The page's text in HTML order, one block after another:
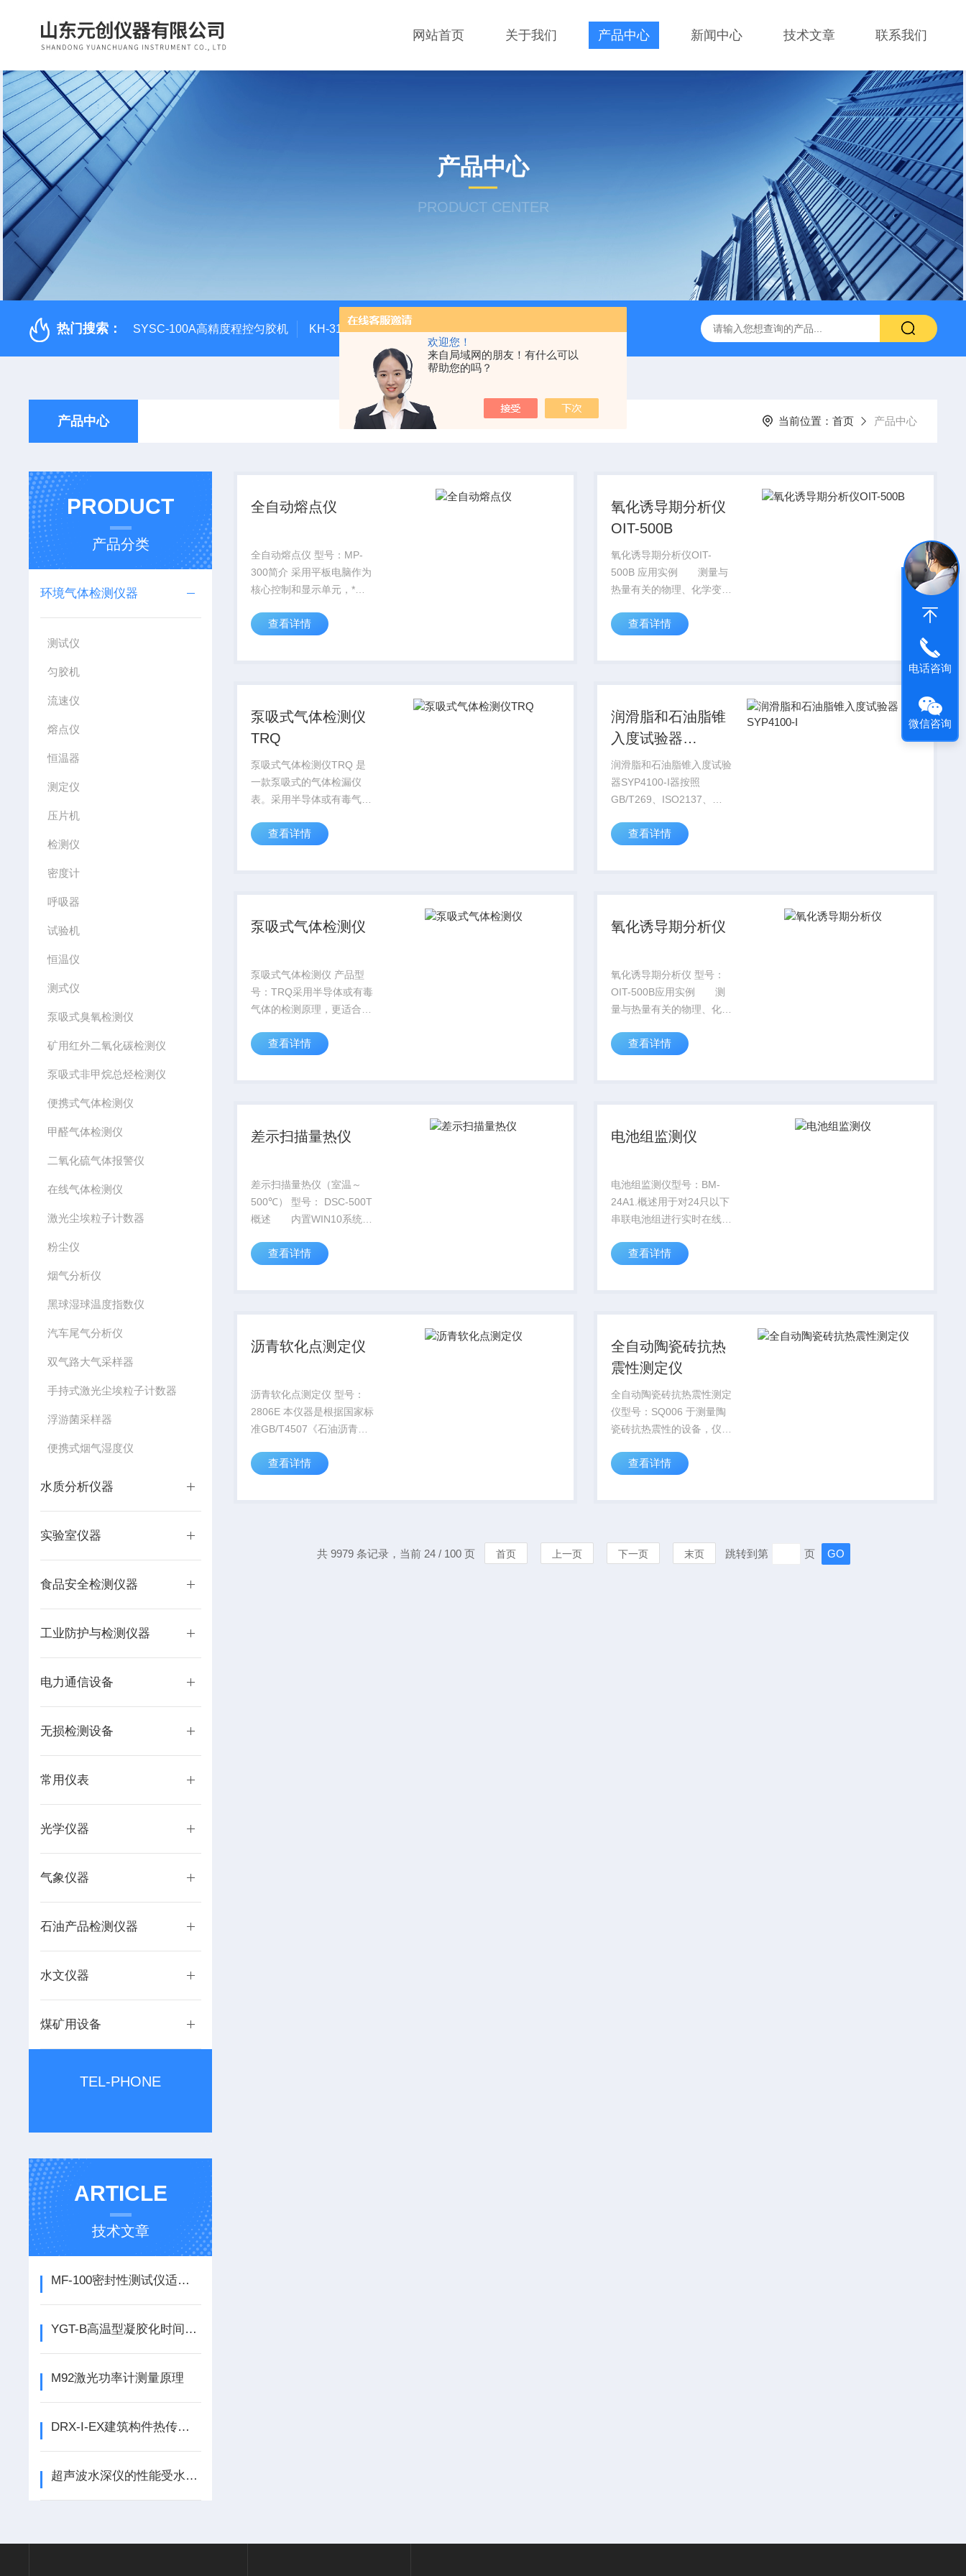
欢迎您！
来自局域网的朋友！有什么可以
帮助您的吗？
网站首页 关于我们 产品中心 新闻中心 技术文章 联系我们
产品中心
PRODUCT CENTER
热门搜索： SYSC-100A高精度程控匀胶机 KH-3100新型全能型薄层色谱扫描仪 CS-300轨道式摇床 JKG-203新型冷原子吸收测汞仪
产品中心 当前位置： 首页 产品中心
PRODUCT
产品分类
环境气体检测仪器
测试仪
匀胶机
流速仪
熔点仪
恒温器
测定仪
压片机
检测仪
密度计
呼吸器
试验机
恒温仪
测式仪
泵吸式臭氧检测仪
矿用红外二氧化碳检测仪
泵吸式非甲烷总烃检测仪
便携式气体检测仪
甲醛气体检测仪
二氧化硫气体报警仪
在线气体检测仪
激光尘埃粒子计数器
粉尘仪
烟气分析仪
黑球湿球温度指数仪
汽车尾气分析仪
双气路大气采样器
手持式激光尘埃粒子计数器
浮游菌采样器
便携式烟气湿度仪
水质分析仪器
实验室仪器
食品安全检测仪器
工业防护与检测仪器
电力通信设备
无损检测设备
常用仪表
光学仪器
气象仪器
石油产品检测仪器
水文仪器
煤矿用设备
TEL-PHONE
ARTICLE
技术文章
MF-100密封性测试仪适用范围
YGT-B高温型凝胶化时间测试仪技术规格
M92激光功率计测量原理
DRX-I-EX建筑构件热传递实验分析仪 工作原理与执行标准
超声波水深仪的性能受水温、盐度、水压等多因素的影响
全自动熔点仪
全自动熔点仪 型号：MP-
300简介 采用平板电脑作为
核心控制和显示单元，*结
频摄像技术，不但为用户提
结果，还为用户带来便捷的
查看详情
氧化诱导期分析仪
OIT-500B
氧化诱导期分析仪OIT-
500B 应用实例 测量与
热量有关的物理、化学变
点。熔融温度、结晶与结晶
热稳定性、固化/ 交联、反
查看详情
泵吸式气体检测仪
TRQ
泵吸式气体检测仪TRQ 是
一款泵吸式的气体检漏仪
表。采用半导体或有毒气体
检测泄漏气体的位置。体积
便，也可附带柔性探头，手
查看详情
润滑脂和石油脂锥
入度试验器
SYP4100-I
润滑脂和石油脂锥入度试验
器SYP4100-I器按照
GB/T269、ISO2137、
配置润滑脂和石油脂的锥入
油脂的锥入度试验，也可用
查看详情
泵吸式气体检测仪
泵吸式气体检测仪 产品型
号：TRQ采用半导体或有毒
气体的检测原理，更适合寻
体积小巧，操作简便，携带
手感舒适。
查看详情
氧化诱导期分析仪
氧化诱导期分析仪 型号：
OIT-500B应用实例 测
量与热量有关的物理、化学
熔点。熔融温度、结晶与结
的热稳定性、固化/ 交联、
查看详情
差示扫描量热仪
差示扫描量热仪（室温～
500℃） 型号： DSC-500T
概述 内置WIN10系统12
接电脑，直接完成差热测试
USB口连接打印机。差示扫
查看详情
电池组监测仪
电池组监测仪型号：BM-
24A1.概述用于对24只以下
串联电池组进行实时在线监
品中*的功能和性价比。具
查看详情
沥青软化点测定仪
沥青软化点测定仪 型号：
2806E 本仪器是根据国家标
准GB/T4507《石油沥青软
业标准JTJ052《公路工程
程》中T0606《沥青软化...
查看详情
全自动陶瓷砖抗热
震性测定仪
全自动陶瓷砖抗热震性测定
仪型号：SQ006 于测量陶
瓷砖抗热震性的设备，仪器
准,GB/3810.9-2016陶瓷砖
查看详情
共 9979 条记录，当前 24 / 100 页 首页 上一页 下一页 末页 跳转到第 页
电话咨询
微信咨询